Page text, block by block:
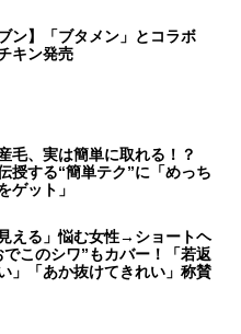
ブン】「ブタメン」とコラボ
キン発売
産毛、実は簡単に取れる！？
授する“簡単テク”に「めっち
ゲット」
見える」悩む女性→ショートヘ
でこのシワ”もカバー！「若返
」「あか抜けてきれい」称賛